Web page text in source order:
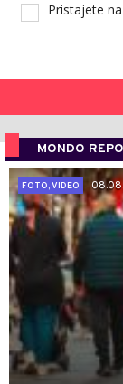
Pristajete na
MONDO
FOTO, VIDEO